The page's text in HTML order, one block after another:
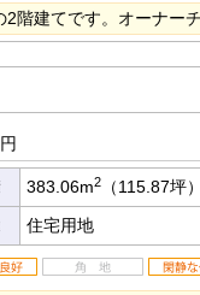
2階建てです。オーナー
383.06m2 （115.87坪）
住宅用地